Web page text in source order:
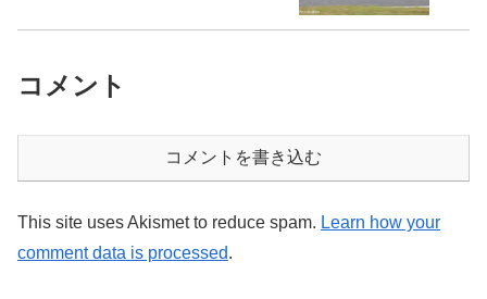
コメント
コメントを書き込む
This site uses Akismet to reduce spam. Learn how your
comment data is processed.